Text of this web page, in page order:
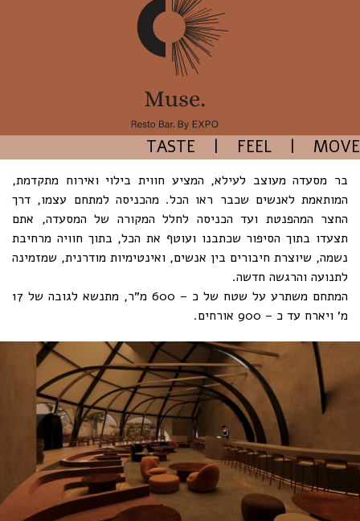
TASTE | FEEL | MOVE
בר מסעדה מעוצב לעילא, המציע חווית בילוי ואירוח מתקדמת,
המותאמת לאנשים שכבר ראו הכל. מהכניסה למתחם עצמו, דרך
החצר המהפנטת ועד הכניסה לחלל המקורה של המסעדה, אתם
תצעדו בתוך הסיפור שכתבנו ועוטף את הכל, בתוך חוויה מרחיבת
נשמה, שיוצרת חיבורים בין אנשים, ואינטימיות מודרנית, שמזמינה
לתנועה והרגשה חדשה.
המתחם משתרע על שטח של כ – 600 מ״ר, מתנשא לגובה של 17
מ׳ ויארח עד כ – 900 אורחים.